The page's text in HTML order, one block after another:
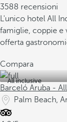
3588 recensioni
L'unico hotel All
famiglie, coppie e
offerta
Compara
All inclusive
Barceló Aruba -
Palm Beach,